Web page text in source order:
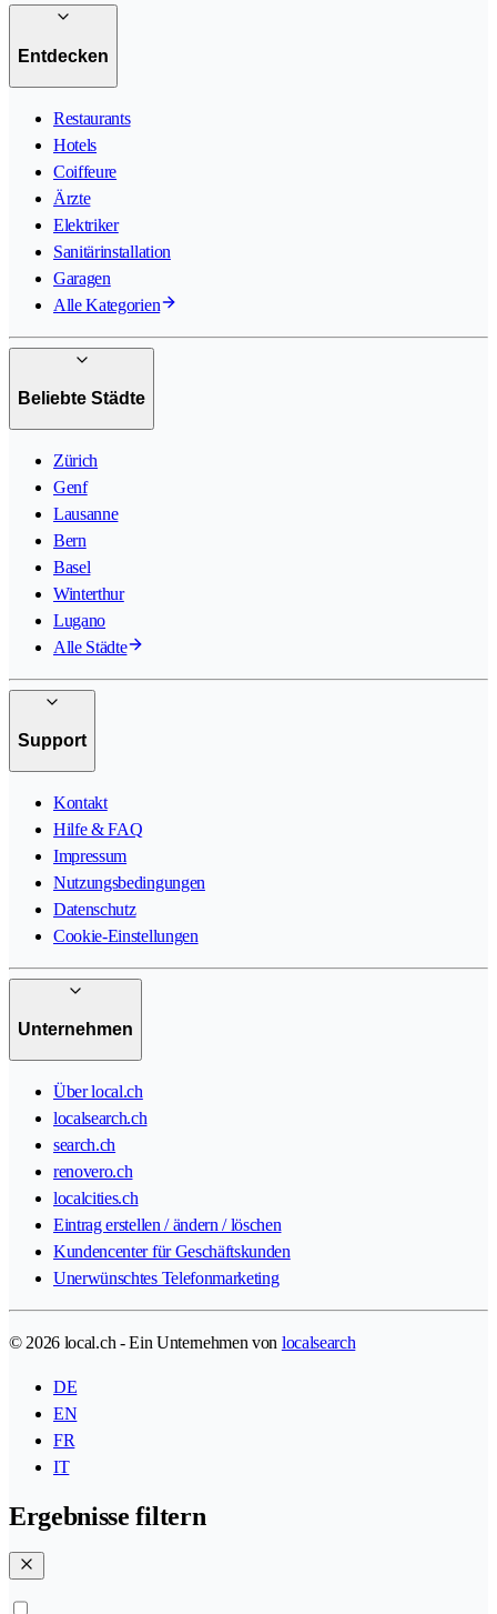
Entdecken
Restaurants
Hotels
Coiffeure
Ärzte
Elektriker
Sanitärinstallation
Garagen
Alle Kategorien
Beliebte Städte
Zürich
Genf
Lausanne
Bern
Basel
Winterthur
Lugano
Alle Städte
Support
Kontakt
Hilfe & FAQ
Impressum
Nutzungsbedingungen
Datenschutz
Cookie-Einstellungen
Unternehmen
Über local.ch
localsearch.ch
search.ch
renovero.ch
localcities.ch
Eintrag erstellen / ändern / löschen
Kundencenter für Geschäftskunden
Unerwünschtes Telefonmarketing
© 2026 local.ch - Ein Unternehmen von localsearch
DE
EN
FR
IT
Ergebnisse filtern